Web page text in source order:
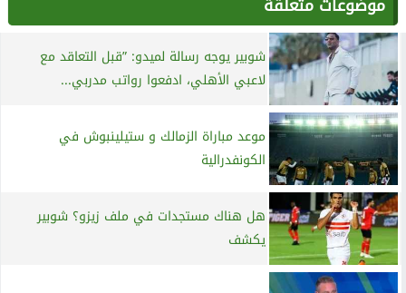
شوبير يوجه رسالة لميدو: ”قبل التعاقد مع
لاعبي الأهلي، ادفعوا رواتب مدربي...
موعد مباراة الزمالك و ستيلينبوش في
الكونفدرالية
هل هناك مستجدات في ملف زيزو؟ شوبير
يكشف